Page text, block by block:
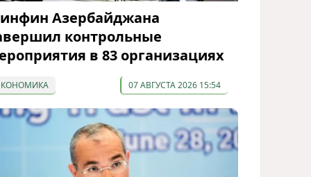
Азербайджана
контрольные
в 83 организациях
07 АВГУСТА 2026 15:54